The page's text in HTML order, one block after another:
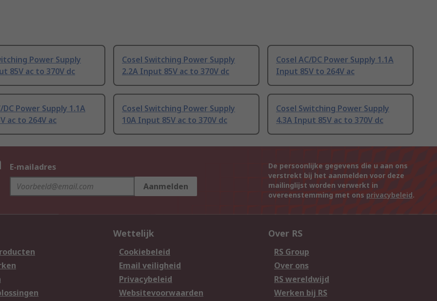
Power Supply
85V ac to 370V dc
Cosel Switching Power Supply
2.2A Input 85V ac to 370V dc
Cosel AC/DC Power Supply 1.1A
Input 85V to 264V ac
DC Power Supply 1.1A
ac to 264V ac
Cosel Switching Power Supply
10A Input 85V ac to 370V dc
Cosel Switching Power Supply
4.3A Input 85V ac to 370V dc
E-mailadres
Aanmelden
De persoonlijke gegevens die u aan ons
verstrekt bij het aanmelden voor deze
mailinglijst worden verwerkt in
overeenstemming met ons privacybeleid.
Wettelijk
Cookiebeleid
Email veiligheid
Privacybeleid
Websitevoorwaarden
Over RS
RS Group
Over ons
RS wereldwijd
Werken bij RS